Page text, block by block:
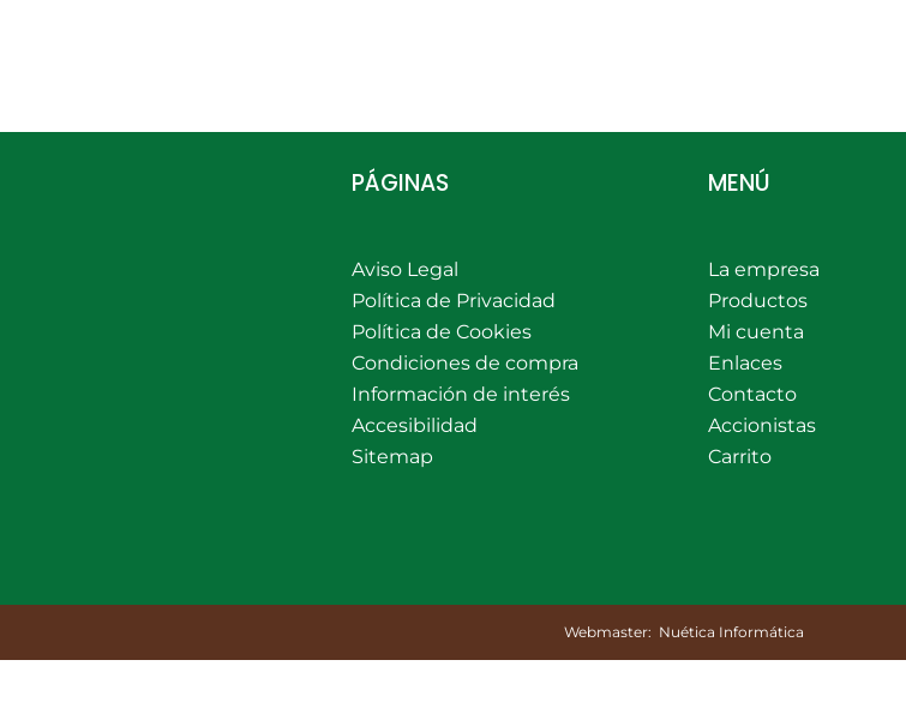
PÁGINAS
Aviso Legal
Política de Privacidad
Política de Cookies
Condiciones de compra
Información de interés
Accesibilidad
Sitemap
MENÚ
La empresa
Productos
Mi cuenta
Enlaces
Contacto
Accionistas
Carrito
Webmaster: Nuética Informática